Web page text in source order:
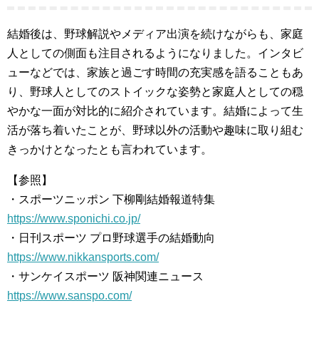
結婚後は、野球解説やメディア出演を続けながらも、家庭
人としての側面も注目されるようになりました。インタビ
ューなどでは、家族と過ごす時間の充実感を語ることもあ
り、野球人としてのストイックな姿勢と家庭人としての穏
やかな一面が対比的に紹介されています。結婚によって生
活が落ち着いたことが、野球以外の活動や趣味に取り組む
きっかけとなったとも言われています。
【参照】
・スポーツニッポン 下柳剛結婚報道特集
https://www.sponichi.co.jp/
・日刊スポーツ プロ野球選手の結婚動向
https://www.nikkansports.com/
・サンケイスポーツ 阪神関連ニュース
https://www.sanspo.com/